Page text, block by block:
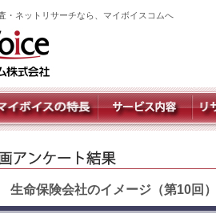
・ネットリサーチなら、マイボイスコムへ
生命保険会社のイメージ（第10回）